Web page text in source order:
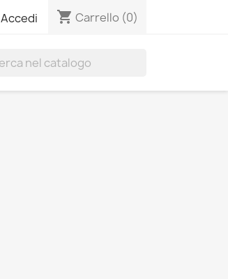
Accedi shopping_cart Carrello (0)